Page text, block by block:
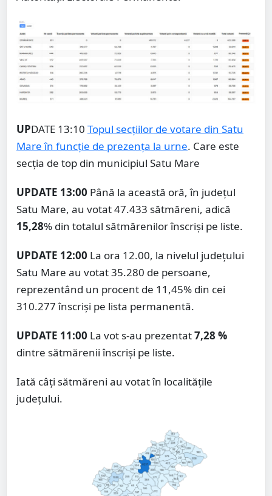
UPDATE 13:10 Topul secțiilor de votare din Satu
Mare în funcție de prezența la urne. Care este
secția de top din municipiul Satu Mare
UPDATE 13:00 Până la această oră, în județul
Satu Mare, au votat 47.433 sătmăreni, adică
15,28% din totalul sătmărenilor înscriși pe liste.
UPDATE 12:00 La ora 12.00, la nivelul județului
Satu Mare au votat 35.280 de persoane,
reprezentând un procent de 11,45% din cei
310.277 înscriși pe lista permanentă.
UPDATE 11:00 La vot s-au prezentat7,28 %
dintre sătmărenii înscriși pe liste.
Iată câți sătmăreni au votat în localitățile
județului.